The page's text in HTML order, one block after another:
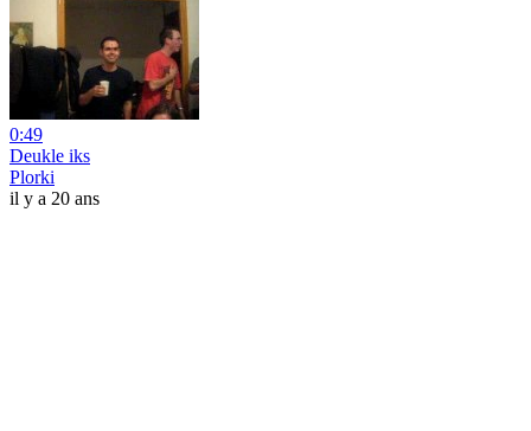
0:49
Deukle iks
Plorki
il y a 20 ans